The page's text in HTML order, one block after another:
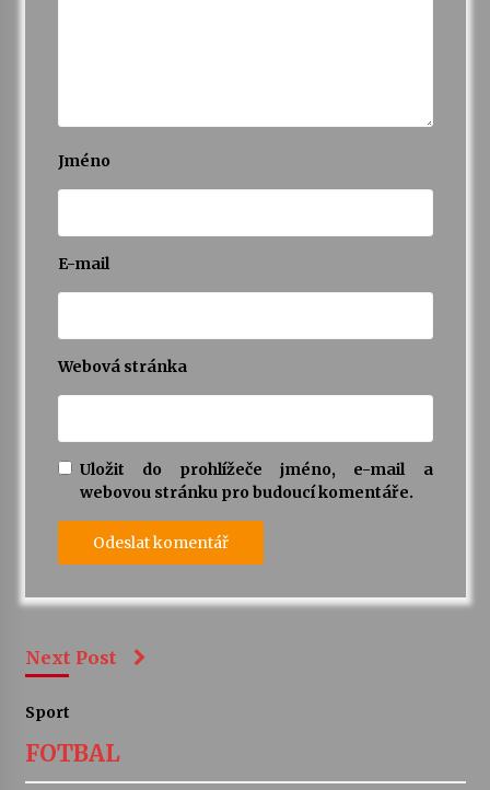
Jméno
E-mail
Webová stránka
Uložit do prohlížeče jméno, e-mail a
webovou stránku pro budoucí komentáře.
Next Post
Sport
FOTBAL